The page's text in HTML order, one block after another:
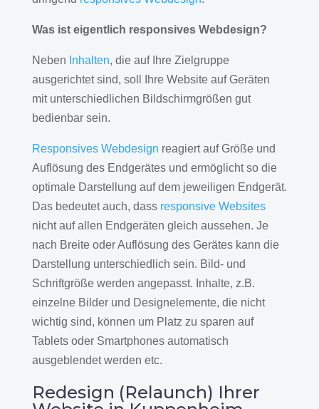
Was ist eigentlich responsives Webdesign?
Neben Inhalten, die auf Ihre Zielgruppe
ausgerichtet sind, soll Ihre Website auf Geräten
mit unterschiedlichen Bildschirmgrößen gut
bedienbar sein.
Responsives Webdesign reagiert auf Größe und
Auflösung des Endgerätes und ermöglicht so die
optimale Darstellung auf dem jeweiligen Endgerät.
Das bedeutet auch, dass responsive Websites
nicht auf allen Endgeräten gleich aussehen. Je
nach Breite oder Auflösung des Gerätes kann die
Darstellung unterschiedlich sein. Bild- und
Schriftgröße werden angepasst. Inhalte, z.B.
einzelne Bilder und Designelemente, die nicht
wichtig sind, können um Platz zu sparen auf
Tablets oder Smartphones automatisch
ausgeblendet werden etc.
Redesign (Relaunch) Ihrer